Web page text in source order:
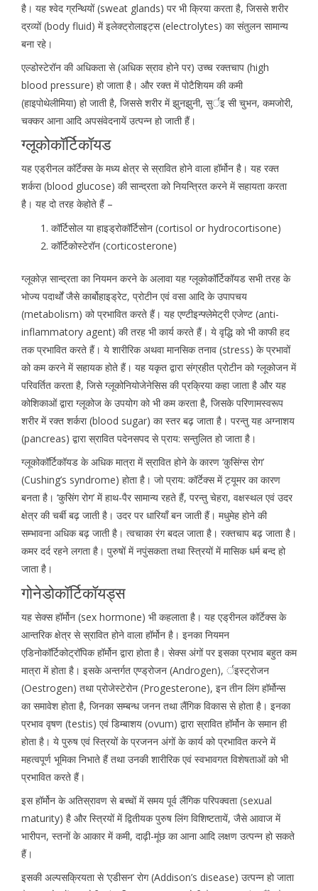
है। यह श्वेद ग्रन्थियों (sweat glands) पर भी क्रिया करता है, जिससे शरीर
द्रव्यों (body fluid) में इलेक्ट्रोलाइट्स (electrolytes) का संतुलन सामान्य
बना रहे।
एल्डोस्टेरॉन की अधिकता से (अधिक स्राव होने पर) उच्च रक्तचाप (high
blood pressure) हो जाता है। और रक्त में पोटैशियम की कमी
(हाइपोथेलीमिया) हो जाती है, जिससे शरीर में झुनझुनी, सुर्इ सी चुभन, कमजोरी,
चक्कर आना आदि अपसंवेदनायें उत्पन्न हो जाती हैं।
ग्लूकोकॉर्टिकॉयड
यह एड्रीनल कॉर्टेक्स के मध्य क्षेत्र से स्रावित होने वाला हॉर्मोन है। यह रक्त
शर्करा (blood glucose) की सान्द्रता को नियन्त्रित करने में सहायता करता
है। यह दो तरह केहोते हैं –
कॉर्टिसोल या हाइड्रोकॉर्टिसोन (cortisol or hydrocortisone)
कॉर्टिकोस्टेरॉन (corticosterone)
ग्लूकोज़ सान्द्रता का नियमन करने के अलावा यह ग्लूकोकॉर्टिकॉयड सभी तरह के
भोज्य पदार्थों जैसे कार्बोहाइड्रेट, प्रोटीन एवं वसा आदि के उपापचय
(metabolism) को प्रभावित करते हैं। यह एण्टीइन्फ्लेमेट्री एजेण्ट (anti-
inflammatory agent) की तरह भी कार्य करते हैं। ये वृद्धि को भी काफी हद
तक प्रभावित करते हैं। ये शारीरिक अथवा मानसिक तनाव (stress) के प्रभावों
को कम करने में सहायक होते हैं। यह यकृत द्वारा संग्रहीत प्रोटीन को ग्लूकोजन में
परिवर्तित करता है, जिसे ग्लूकोनियोजेनेसिस की प्रक्रिया कहा जाता है और यह
कोशिकाओं द्वारा ग्लूकोज के उपयोग को भी कम करता है, जिसके परिणामस्वरूप
शरीर में रक्त शर्करा (blood sugar) का स्तर बढ़ जाता है। परन्तु यह अग्नाशय
(pancreas) द्वारा स्रावित पदेनसपद से प्राय: सन्तुलित हो जाता है।
ग्लूकोकॉर्टिकॉयड के अधिक मात्रा में स्रावित होने के कारण ‘कुसिंग्स रोग’
(Cushing’s syndrome) होता है। जो प्राय: कॉर्टेक्स में ट्यूमर का कारण
बनता है। ‘कुसिंग रोग’ में हाथ-पैर सामान्य रहते हैं, परन्तु चेहरा, वक्षस्थल एवं उदर
क्षेत्र की चर्बी बढ़ जाती है। उदर पर धारियाँ बन जाती हैं। मधुमेह होने की
सम्भावना अधिक बढ़ जाती है। त्वचाका रंग बदल जाता है। रक्तचाप बढ़ जाता है।
कमर दर्द रहने लगता है। पुरुषों में नपुंसकता तथा स्त्रियों में मासिक धर्म बन्द हो
जाता है।
गोनेडोकॉर्टिकॉयड्स
यह सेक्स हॉर्मोन (sex hormone) भी कहलाता है। यह एड्रीनल कॉर्टेक्स के
आन्तरिक क्षेत्र से स्रावित होने वाला हॉर्मोन है। इनका नियमन
एडिनोकॉर्टिकोट्रॉपिक हॉर्मोन द्वारा होता है। सेक्स अंगों पर इसका प्रभाव बहुत कम
मात्रा में होता है। इसके अन्तर्गत एण्ड्रोजन (Androgen), र्इस्ट्रोजन
(Oestrogen) तथा प्रोजेस्टेरोन (Progesterone), इन तीन लिंग हॉर्मोन्स
का समावेश होता है, जिनका सम्बन्ध जनन तथा लैंगिक विकास से होता है। इनका
प्रभाव वृषण (testis) एवं डिम्बाशय (ovum) द्वारा स्रावित हॉर्मोन के समान ही
होता है। ये पुरुष एवं स्त्रियों के प्रजनन अंगों के कार्य को प्रभावित करने में
महत्वपूर्ण भूमिका निभाते हैं तथा उनकी शारीरिक एवं स्वभावगत विशेषताओं को भी
प्रभावित करते हैं।
इस हॉर्मोन के अतिस्रावण से बच्चों में समय पूर्व लैंगिक परिपक्वता (sexual
maturity) है और स्त्रियों में द्वितीयक पुरुष लिंग विशिष्टतायें, जैसे आवाज में
भारीपन, स्तनों के आकार में कमी, दाढ़ी-मूंछ का आना आदि लक्षण उत्पन्न हो सकते
हैं।
इसकी अल्पसक्रियता से ‘एडीसन’ रोग (Addison’s disease) उत्पन्न हो जाता